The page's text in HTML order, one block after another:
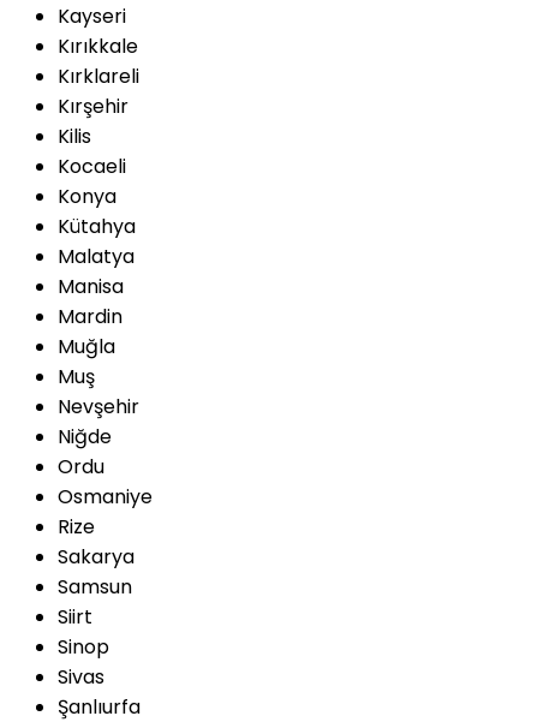
Kayseri
Kırıkkale
Kırklareli
Kırşehir
Kilis
Kocaeli
Konya
Kütahya
Malatya
Manisa
Mardin
Muğla
Muş
Nevşehir
Niğde
Ordu
Osmaniye
Rize
Sakarya
Samsun
Siirt
Sinop
Sivas
Şanlıurfa